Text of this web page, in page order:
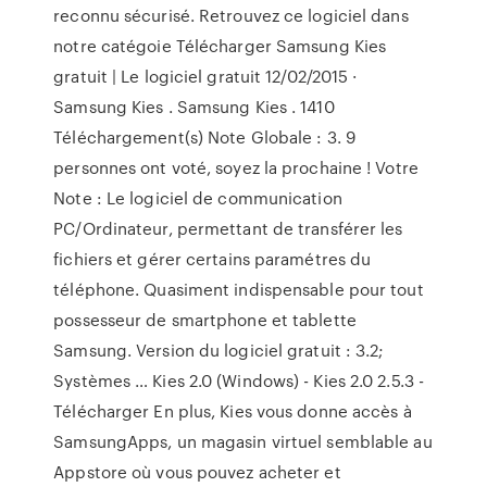
reconnu sécurisé. Retrouvez ce logiciel dans
notre catégoie Télécharger Samsung Kies
gratuit | Le logiciel gratuit 12/02/2015 ·
Samsung Kies . Samsung Kies . 1410
Téléchargement(s) Note Globale : 3. 9
personnes ont voté, soyez la prochaine ! Votre
Note : Le logiciel de communication
PC/Ordinateur, permettant de transférer les
fichiers et gérer certains paramétres du
téléphone. Quasiment indispensable pour tout
possesseur de smartphone et tablette
Samsung. Version du logiciel gratuit : 3.2;
Systèmes … Kies 2.0 (Windows) - Kies 2.0 2.5.3 -
Télécharger En plus, Kies vous donne accès à
SamsungApps, un magasin virtuel semblable au
Appstore où vous pouvez acheter et